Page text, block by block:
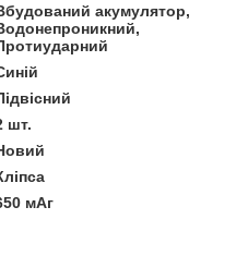
акумулятор,
шт.
мАг